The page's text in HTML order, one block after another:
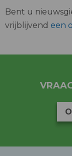
Bent u
vrijblijvend een